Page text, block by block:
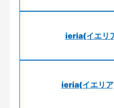
ieria(イエリ
ieria(イエリ